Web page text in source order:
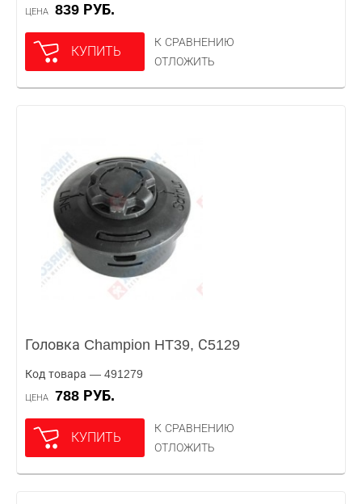
ЦЕНА 839 РУБ.
КУПИТЬ
К СРАВНЕНИЮ
ОТЛОЖИТЬ
Головка Champion HT39, С5129
Код товара — 491279
ЦЕНА 788 РУБ.
КУПИТЬ
К СРАВНЕНИЮ
ОТЛОЖИТЬ